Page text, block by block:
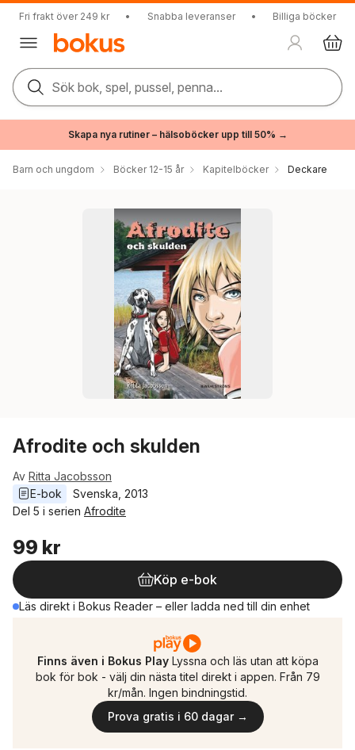
Fri frakt över 249 kr • Snabba leveranser • Billiga böcker
Sök bok, spel, pussel, penna...
Skapa nya rutiner – hälsoböcker upp till 50% →
Barn och ungdom Böcker 12-15 år Kapitelböcker Deckare
Afrodite och skulden
Av Ritta Jacobsson
E-bok
Svenska 2013
Del 5 i serien Afrodite
99 kr
Köp e-bok
Läs direkt i Bokus Reader – eller ladda ned till din enhet
Finns även i Bokus Play Lyssna och läs utan att köpa
bok för bok - välj din nästa titel direkt i appen. Från 79
kr/mån. Ingen bindningstid.
Prova gratis i 60 dagar →